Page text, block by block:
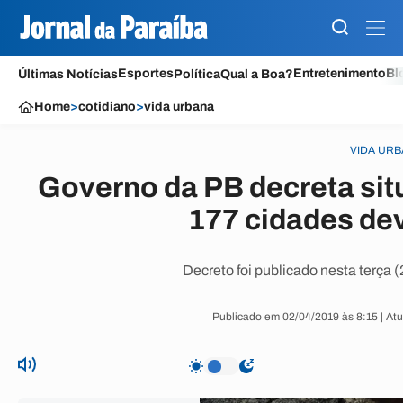
Últimas NotíciasEsportesPolíticaQual a Boa?Entretenimento
Home>cotidiano>vida urbana
VIDA
Governo da PB decreta
177 cidades
Decreto foi publicado nesta terça
Publicado em 02/04/2019 às 8:15 |